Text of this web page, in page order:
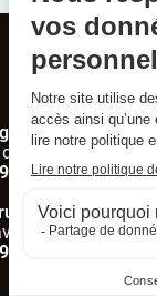
Pfastatt
53 00 11
d’Altkirch
06 00 88